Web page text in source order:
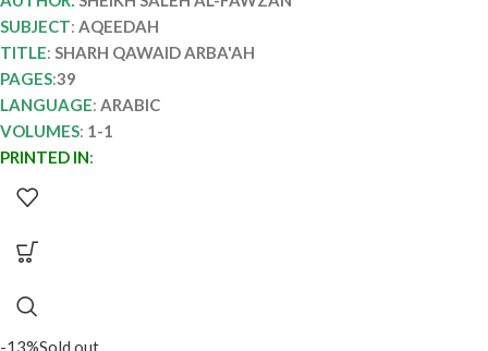
SUBJECT: AQEEDAH
TITLE: SHARH QAWAID ARBA'AH
PAGES:39
LANGUAGE: ARABIC
VOLUMES: 1-1
PRINTED IN:
-13%Sold out